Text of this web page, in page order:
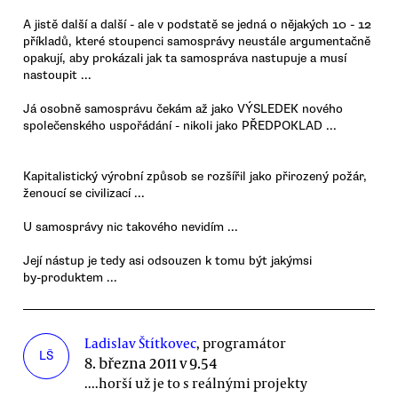
A jistě další a další - ale v podstatě se jedná o nějakých 10 - 12
příkladů, které stoupenci samosprávy neustále argumentačně
opakují, aby prokázali jak ta samospráva nastupuje a musí
nastoupit ...
Já osobně samosprávu čekám až jako VÝSLEDEK nového
společenského uspořádání - nikoli jako PŘEDPOKLAD ...
Kapitalistický výrobní způsob se rozšířil jako přirozený požár,
ženoucí se civilizací ...
U samosprávy nic takového nevidím ...
Její nástup je tedy asi odsouzen k tomu být jakýmsi
by-produktem ...
LŠ
Ladislav Štítkovec, programátor
8. března 2011 v 9.54
....horší už je to s reálnými projekty